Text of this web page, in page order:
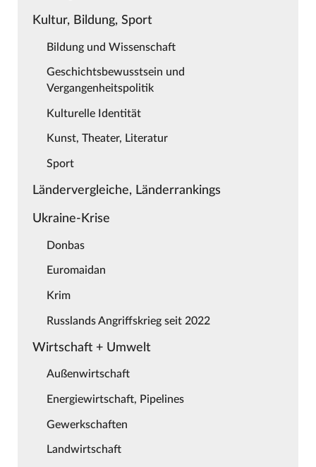
Kultur, Bildung, Sport
Bildung und Wissenschaft
Geschichtsbewusstsein und
Vergangenheitspolitik
Kulturelle Identität
Kunst, Theater, Literatur
Sport
Ländervergleiche, Länderrankings
Ukraine-Krise
Donbas
Euromaidan
Krim
Russlands Angriffskrieg seit 2022
Wirtschaft + Umwelt
Außenwirtschaft
Energiewirtschaft, Pipelines
Gewerkschaften
Landwirtschaft